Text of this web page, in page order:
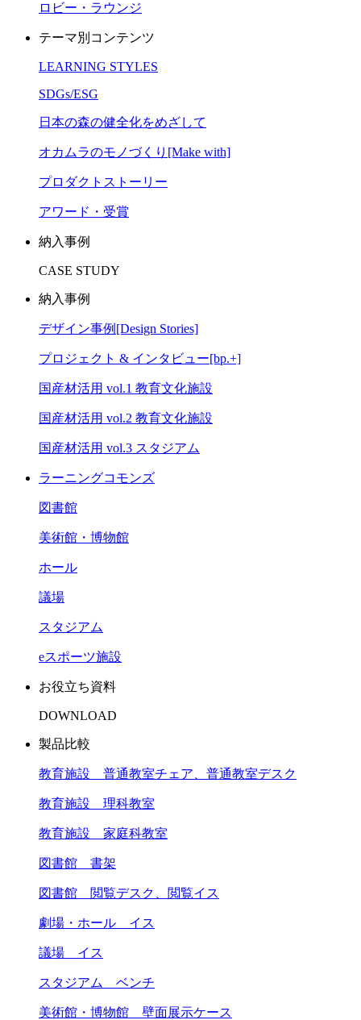
ロビー・ラウンジ
テーマ別コンテンツ
LEARNING STYLES
SDGs/ESG
日本の森の健全化をめざして
オカムラのモノづくり[Make with]
プロダクトストーリー
アワード・受賞
納入事例
CASE STUDY
納入事例
デザイン事例[Design Stories]
プロジェクト & インタビュー[bp.+]
国産材活用 vol.1 教育文化施設
国産材活用 vol.2 教育文化施設
国産材活用 vol.3 スタジアム
ラーニングコモンズ
図書館
美術館・博物館
ホール
議場
スタジアム
eスポーツ施設
お役立ち資料
DOWNLOAD
製品比較
教育施設 普通教室チェア、普通教室デスク
教育施設 理科教室
教育施設 家庭科教室
図書館 書架
図書館 閲覧デスク、閲覧イス
劇場・ホール イス
議場 イス
スタジアム ベンチ
美術館・博物館 壁面展示ケース